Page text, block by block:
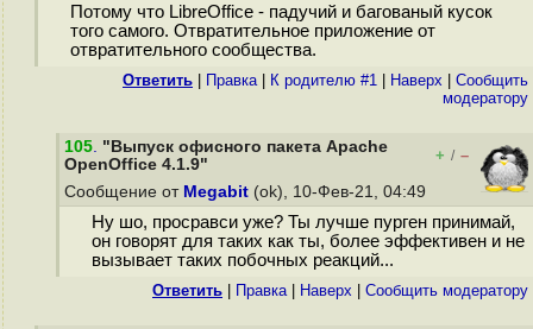
Потому что LibreOffice - падучий и багованый кусок
того самого. Отвратительное приложение от
отвратительного сообщества.
Ответить Правка| К родителю #1 Наверх
Cообщить
модератору
105. "Выпуск офисного пакета Apache
OpenOffice 4.1.9"
+ / –
Сообщение от Megabit (ok), 10-Фев-21, 04:49
Ну шо, просравси уже? Ты лучше пурген принимай,
он говорят для таких как ты, более эффективен и не
вызывает таких побочных реакций...
Ответить Правка| Наверх Cообщить модератору